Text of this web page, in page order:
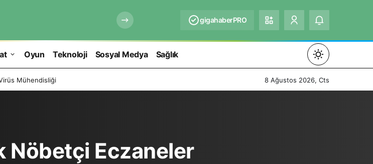
gigahaberPRO
Oyun Teknoloji Sosyal Medya Sağlık
Mod
değiştir
Mühendisliği 8 Ağustos 2026, Cts
Eczaneler